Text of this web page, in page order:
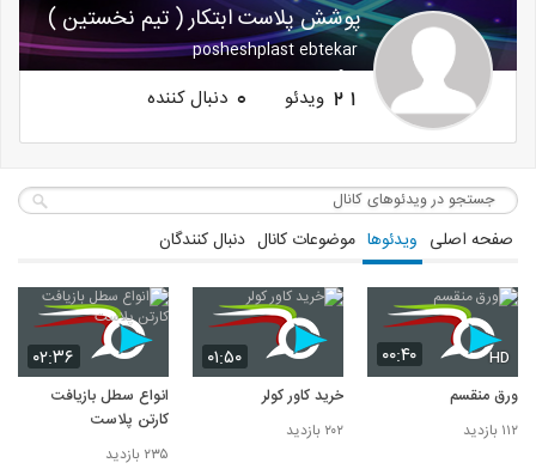
پوشش پلاست ابتکار ( تیم نخستین )
posheshplast ebtekar
www.cpebtekar.com
21 ویدئو 0 دنبال کننده
صفحه اصلی ویدئوها موضوعات کانال دنبال کنندگان
۰۰:۴۰ HD
ورق منقسم
۱۱۲ بازدید
۰۱:۵۰
خرید کاور کولر
۲۰۲ بازدید
۰۲:۳۶
انواع سطل بازیافت
کارتن پلاست
۲۳۵ بازدید